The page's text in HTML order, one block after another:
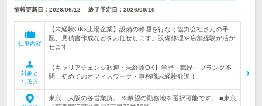
情報更新日：2026/06/12 終了予定日：2026/09/10
仕事内容
【未経験OK×上場企業】設備の修理を行なう協力会社さんの手
配、見積書作成などをお任せします。設備修理や店舗経験が活か
せます！
対象と
なる方
【キャリアチェンジ歓迎・未経験OK】学歴・職歴・ブランク不
問！初めてのオフィスワーク・事務職未経験歓迎！
東京、大阪の各営業所。 ※希望の勤務地を選択可能です。 ■東京